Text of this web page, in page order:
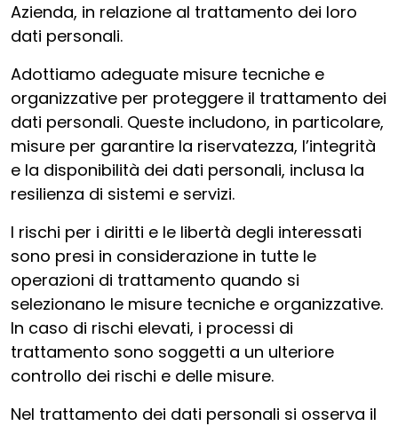
Azienda, in relazione al trattamento dei loro
dati personali.
Adottiamo adeguate misure tecniche e
organizzative per proteggere il trattamento dei
dati personali. Queste includono, in particolare,
misure per garantire la riservatezza, l’integrità
e la disponibilità dei dati personali, inclusa la
resilienza di sistemi e servizi.
I rischi per i diritti e le libertà degli interessati
sono presi in considerazione in tutte le
operazioni di trattamento quando si
selezionano le misure tecniche e organizzative.
In caso di rischi elevati, i processi di
trattamento sono soggetti a un ulteriore
controllo dei rischi e delle misure.
Nel trattamento dei dati personali si osserva il